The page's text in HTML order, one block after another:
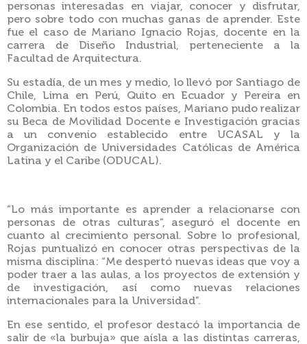
personas interesadas en viajar, conocer y disfrutar,
pero sobre todo con muchas ganas de aprender. Este
fue el caso de Mariano Ignacio Rojas, docente en la
carrera de Diseño Industrial, perteneciente a la
Facultad de Arquitectura.
Su estadía, de un mes y medio, lo llevó por Santiago de
Chile, Lima en Perú, Quito en Ecuador y Pereira en
Colombia. En todos estos países, Mariano pudo realizar
su Beca de Movilidad Docente e Investigación gracias
a un convenio establecido entre UCASAL y la
Organización de Universidades Católicas de América
Latina y el Caribe (ODUCAL).
“Lo más importante es aprender a relacionarse con
personas de otras culturas”, aseguró el docente en
cuanto al crecimiento personal. Sobre lo profesional,
Rojas puntualizó en conocer otras perspectivas de la
misma disciplina: “Me despertó nuevas ideas que voy a
poder traer a las aulas, a los proyectos de extensión y
de investigación, así como nuevas relaciones
internacionales para la Universidad”.
En ese sentido, el profesor destacó la importancia de
salir de «la burbuja» que aísla a las distintas carreras,